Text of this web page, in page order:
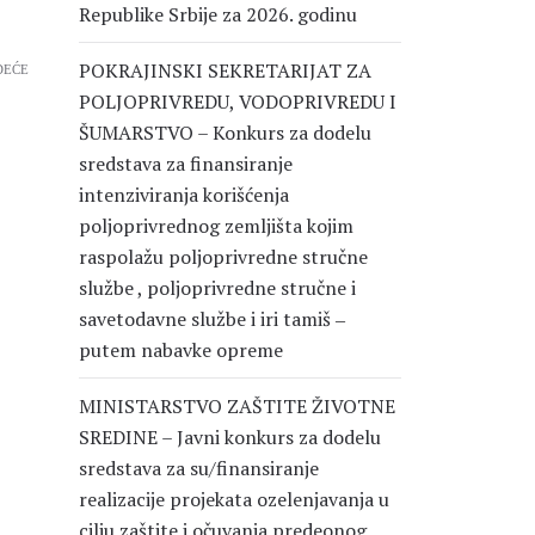
Republike Srbije za 2026. godinu
POKRAJINSKI SEKRETARIJAT ZA
POLJOPRIVREDU, VODOPRIVREDU I
ŠUMARSTVO – Konkurs za dodelu
sredstava za finansiranje
intenziviranja korišćenja
poljoprivrednog zemljišta kojim
raspolažu poljoprivredne stručne
službe , poljoprivredne stručne i
savetodavne službe i iri tamiš ‒
putem nabavke opreme
MINISTARSTVO ZAŠTITE ŽIVOTNE
SREDINE – Javni konkurs za dodelu
sredstava za su/finansiranje
realizacije projekata ozelenjavanja u